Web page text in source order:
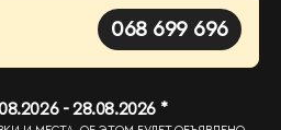
068 699 696
- 28.08.2026 *